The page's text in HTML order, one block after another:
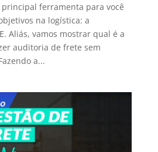
ferramenta para você
na logística: a
Aliás, vamos mostrar qual é a
auditoria de frete sem
a...